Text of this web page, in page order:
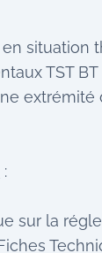
situation
TST
:
sur la